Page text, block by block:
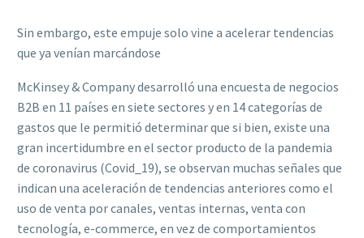
Sin embargo, este empuje solo vine a acelerar tendencias
que ya venían marcándose
McKinsey & Company desarrolló una encuesta de negocios
B2B en 11 países en siete sectores y en 14 categorías de
gastos que le permitió determinar que si bien, existe una
gran incertidumbre en el sector producto de la pandemia
de coronavirus (Covid_19), se observan muchas señales que
indican una aceleración de tendencias anteriores como el
uso de venta por canales, ventas internas, venta con
tecnología, e-commerce, en vez de comportamientos